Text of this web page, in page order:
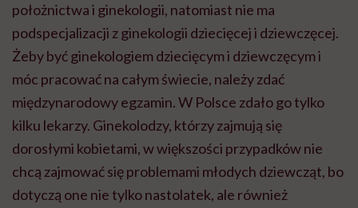
położnictwa i ginekologii, natomiast nie ma
podspecjalizacji z ginekologii dziecięcej i dziewczęcej.
Żeby być ginekologiem dziecięcym i dziewczęcym i
móc pracować na całym świecie, należy zdać
międzynarodowy egzamin. W Polsce zdało go tylko
kilku lekarzy. Ginekolodzy, którzy zajmują się
dorosłymi kobietami, w większości przypadków nie
chcą zajmować się problemami młodych dziewcząt, bo
dotyczą one nie tylko nastolatek, ale również